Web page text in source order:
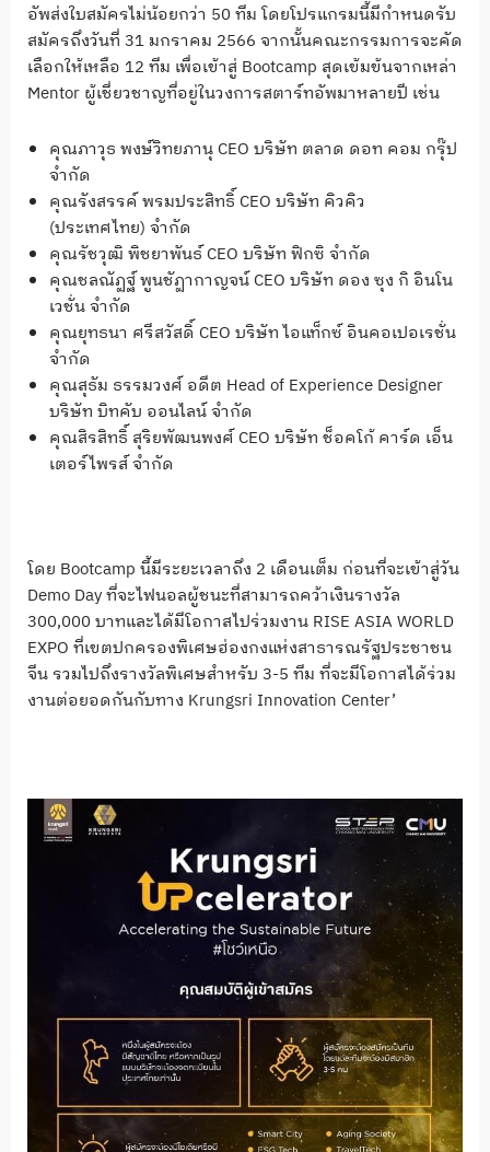
อัพส่งใบสมัครไม่น้อยกว่า 50 ทีม โดยโปรแกรมนี้มีกำหนดรับ
สมัครถึงวันที่ 31 มกราคม 2566 จากนั้นคณะกรรมการจะคัด
เลือกให้เหลือ 12 ทีม เพื่อเข้าสู่ Bootcamp สุดเข้มข้นจากเหล่า
Mentor ผู้เชี่ยวชาญที่อยู่ในวงการสตาร์ทอัพมาหลายปี เช่น
คุณภาวุธ พงษ์วิทยภานุ CEO บริษัท ตลาด ดอท คอม กรุ๊ป
จำกัด
คุณรังสรรค์ พรมประสิทธิ์ CEO บริษัท คิวคิว
(ประเทศไทย) จำกัด
คุณรัชวุฒิ พิชยาพันธ์ CEO บริษัท ฟิกซิ จำกัด
คุณชลณัฏฐ์ พูนชัฏากาญจน์ CEO บริษัท ดอง ซุง กิ อินโน
เวชั่น จำกัด
คุณยุทธนา ศรีสวัสดิ์ CEO บริษัท ไอแท็กซ์ อินคอเปอเรชั่น
จำกัด
คุณสุธัม ธรรมวงศ์ อดีต Head of Experience Designer
บริษัท บิทคับ ออนไลน์ จำกัด
คุณสิรสิทธิ์ สุริยพัฒนพงศ์ CEO บริษัท ช็อคโก้ คาร์ด เอ็น
เตอร์ไพรส์ จำกัด
โดย Bootcamp นี้มีระยะเวลาถึง 2 เดือนเต็ม ก่อนที่จะเข้าสู่วัน
Demo Day ที่จะไฟนอลผู้ชนะที่สามารถคว้าเงินรางวัล
300,000 บาทและได้มีโอกาสไปร่วมงาน RISE ASIA WORLD
EXPO ที่เขตปกครองพิเศษฮ่องกงแห่งสาธารณรัฐประชาชน
จีน รวมไปถึงรางวัลพิเศษสำหรับ 3-5 ทีม ที่จะมีโอกาสได้ร่วม
งานต่อยอดกันกับทาง Krungsri Innovation Center’